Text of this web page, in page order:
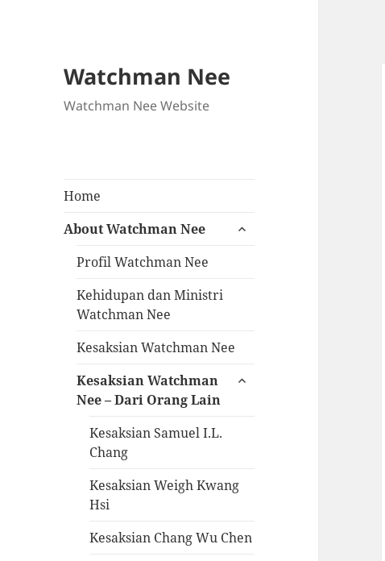
Watchman Nee
Watchman Nee Website
Home
About Watchman Nee
Profil Watchman Nee
Kehidupan dan Ministri
Watchman Nee
Kesaksian Watchman Nee
Kesaksian Watchman
Nee – Dari Orang Lain
Kesaksian Samuel I.L.
Chang
Kesaksian Weigh Kwang
Hsi
Kesaksian Chang Wu Chen